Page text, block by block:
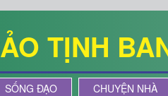
TỊNH
SỐNG ĐẠO CHUYỆN NHÀ